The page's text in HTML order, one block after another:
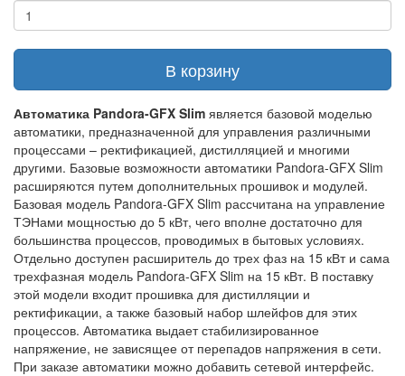
В корзину
Автоматика Pandora-GFX Slim является базовой моделью
автоматики, предназначенной для управления различными
процессами – ректификацией, дистилляцией и многими
другими. Базовые возможности автоматики Pandora-GFX Slim
расширяются путем дополнительных прошивок и модулей.
Базовая модель Pandora-GFX Slim рассчитана на управление
ТЭНами мощностью до 5 кВт, чего вполне достаточно для
большинства процессов, проводимых в бытовых условиях.
Отдельно доступен расширитель до трех фаз на 15 кВт и сама
трехфазная модель Pandora-GFX Slim на 15 кВт. В поставку
этой модели входит прошивка для дистилляции и
ректификации, а также базовый набор шлейфов для этих
процессов. Автоматика выдает стабилизированное
напряжение, не зависящее от перепадов напряжения в сети.
При заказе автоматики можно добавить сетевой интерфейс.